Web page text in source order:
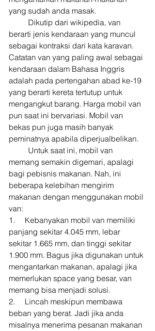
yang sudah anda masak.
berarti jenis kendaraan yang muncul
sebagai kontraksi dari kata karavan.
Catatan van yang paling awal sebagai
kendaraan dalam Bahasa Inggris
adalah pada pertengahan abad ke-19
yang berarti kereta tertutup untuk
mengangkut barang. Harga mobil van
pun saat ini bervariasi. Mobil van
bekas pun juga masih banyak
peminatnya apabila diperjualbelikan.
memang semakin digemari, apalagi
bagi pebisnis makanan. Nah, ini
beberapa kelebihan mengirim
makanan dengan menggunakan mobil
van:
1.     Kebanyakan mobil van memiliki
panjang sekitar 4.045 mm, lebar
sekitar 1.665 mm, dan tinggi sekitar
1.900 mm. Bagus jika digunakan untuk
mengantarkan makanan, apalagi jika
memerlukan space yang besar, van
memang bisa menjadi solusi.
2.     Lincah meskipun membawa
beban yang berat. Jadi jika anda
misalnya menerima pesanan makanan